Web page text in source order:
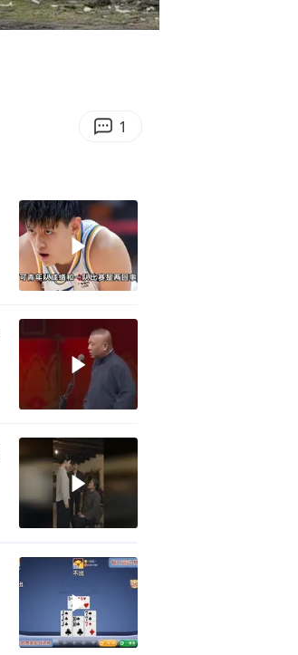
03:39
Enter
1